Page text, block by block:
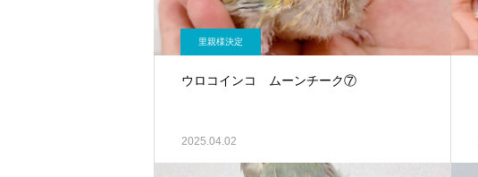
里親様決定
ウロコインコ ムーンチーク⑦
2025.04.02